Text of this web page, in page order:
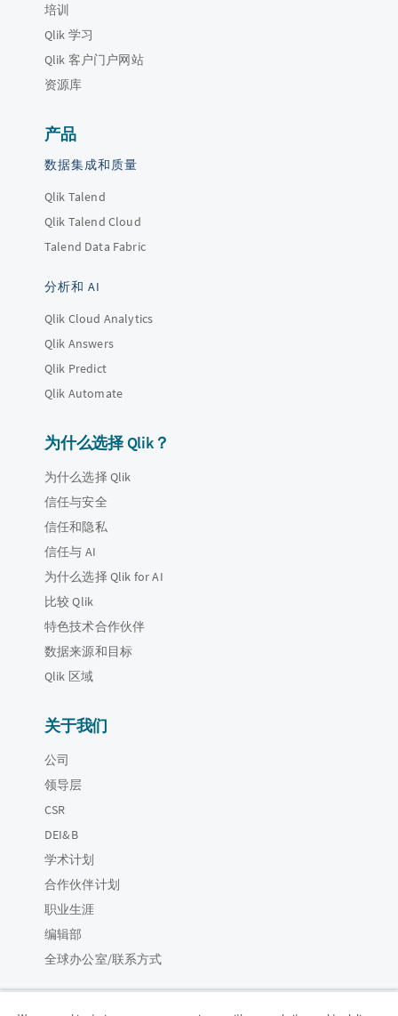
培训
Qlik 学习
Qlik 客户门户网站
资源库
产品
数据集成和质量
Qlik Talend
Qlik Talend Cloud
Talend Data Fabric
分析和 AI
Qlik Cloud Analytics
Qlik Answers
Qlik Predict
Qlik Automate
为什么选择 Qlik？
为什么选择 Qlik
信任与安全
信任和隐私
信任与 AI
为什么选择 Qlik for AI
比较 Qlik
特色技术合作伙伴
数据来源和目标
Qlik 区域
关于我们
公司
领导层
CSR
DEI&B
学术计划
合作伙伴计划
职业生涯
编辑部
全球办公室/联系方式